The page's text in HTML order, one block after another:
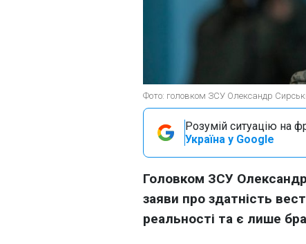
Фото: головком ЗСУ Олександр
Розумій ситуацію на
Україна у Google
Головком ЗСУ
заяви про здатність
реальності та є лише